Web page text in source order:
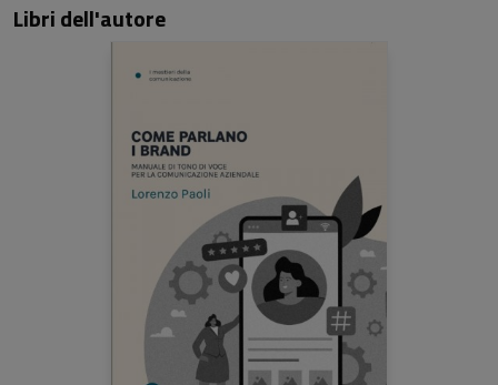
Libri dell'autore